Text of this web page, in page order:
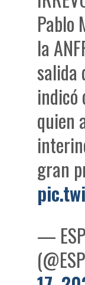
Pablo
la
salida
indicó
quien
gran
—